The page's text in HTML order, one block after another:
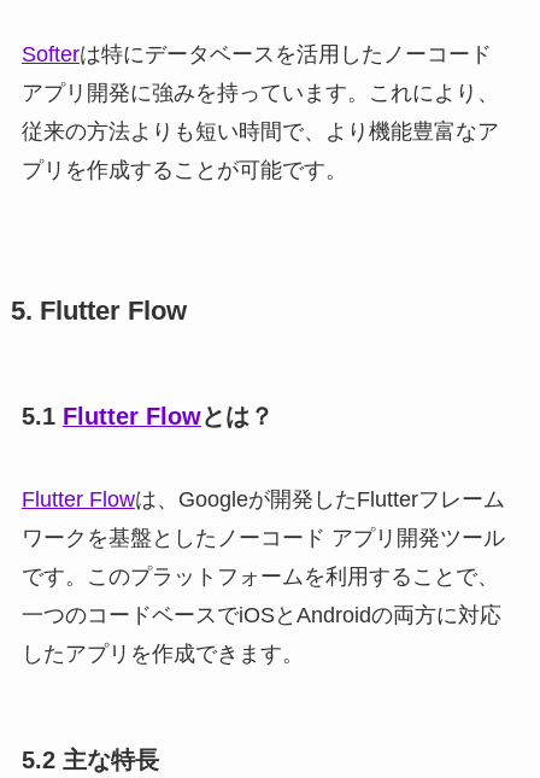
Softerは特にデータベースを活用したノーコード
アプリ開発に強みを持っています。これにより、
従来の方法よりも短い時間で、より機能豊富なア
プリを作成することが可能です。
5. Flutter Flow
5.1 Flutter Flowとは？
Flutter Flowは、Googleが開発したFlutterフレーム
ワークを基盤としたノーコード アプリ開発ツール
です。このプラットフォームを利用することで、
一つのコードベースでiOSとAndroidの両方に対応
したアプリを作成できます。
5.2 主な特長